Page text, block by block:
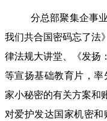
分总部聚集企事
我们共合国密码忘了法
律法规大讲堂、《发扬
等宣扬基础教育片，
家小秘密的有关方案和
对爱护发达国家机密